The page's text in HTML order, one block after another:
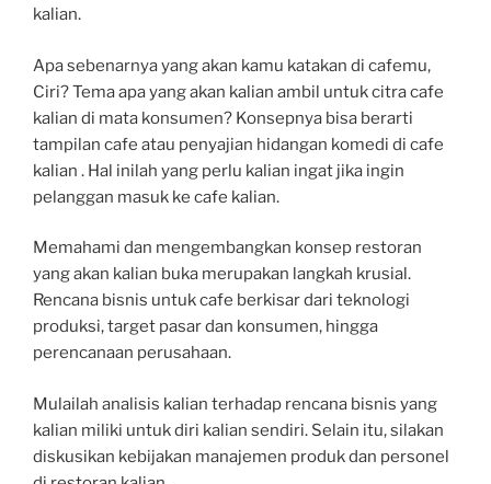
kalian.
Apa sebenarnya yang akan kamu katakan di cafemu,
Ciri? Tema apa yang akan kalian ambil untuk citra cafe
kalian di mata konsumen? Konsepnya bisa berarti
tampilan cafe atau penyajian hidangan komedi di cafe
kalian . Hal inilah yang perlu kalian ingat jika ingin
pelanggan masuk ke cafe kalian.
Memahami dan mengembangkan konsep restoran
yang akan kalian buka merupakan langkah krusial.
Rencana bisnis untuk cafe berkisar dari teknologi
produksi, target pasar dan konsumen, hingga
perencanaan perusahaan.
Mulailah analisis kalian terhadap rencana bisnis yang
kalian miliki untuk diri kalian sendiri. Selain itu, silakan
diskusikan kebijakan manajemen produk dan personel